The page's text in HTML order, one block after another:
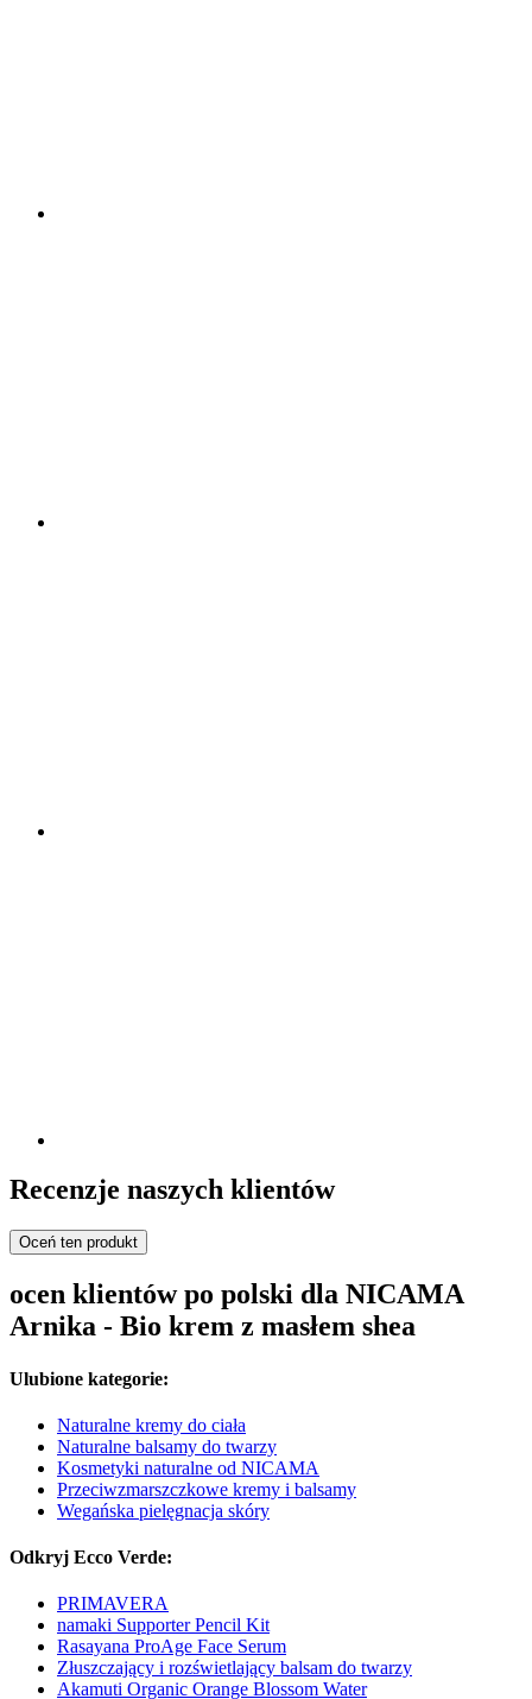
Recenzje naszych klientów
Oceń ten produkt
ocen klientów po polski dla NICAMA
Arnika - Bio krem z masłem shea
Ulubione kategorie:
Naturalne kremy do ciała
Naturalne balsamy do twarzy
Kosmetyki naturalne od NICAMA
Przeciwzmarszczkowe kremy i balsamy
Wegańska pielęgnacja skóry
Odkryj Ecco Verde:
PRIMAVERA
namaki Supporter Pencil Kit
Rasayana ProAge Face Serum
Złuszczający i rozświetlający balsam do twarzy
Akamuti Organic Orange Blossom Water